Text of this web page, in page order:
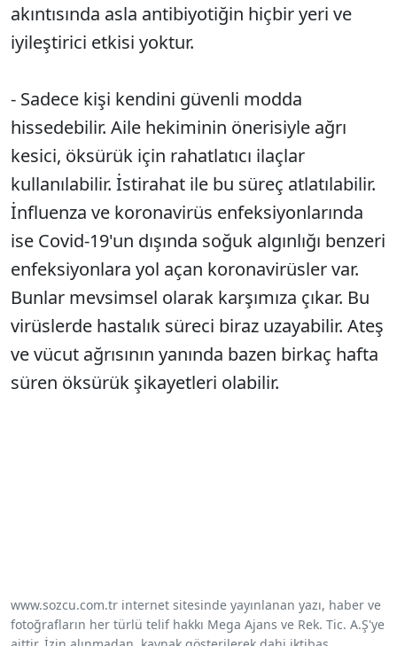
akıntısında asla antibiyotiğin hiçbir yeri ve
iyileştirici etkisi yoktur.
- Sadece kişi kendini güvenli modda
hissedebilir. Aile hekiminin önerisiyle ağrı
kesici, öksürük için rahatlatıcı ilaçlar
kullanılabilir. İstirahat ile bu süreç atlatılabilir.
İnfluenza ve koronavirüs enfeksiyonlarında
ise Covid-19'un dışında soğuk algınlığı benzeri
enfeksiyonlara yol açan koronavirüsler var.
Bunlar mevsimsel olarak karşımıza çıkar. Bu
virüslerde hastalık süreci biraz uzayabilir. Ateş
ve vücut ağrısının yanında bazen birkaç hafta
süren öksürük şikayetleri olabilir.
www.sozcu.com.tr internet sitesinde yayınlanan yazı, haber ve
fotoğrafların her türlü telif hakkı Mega Ajans ve Rek. Tic. A.Ş'ye